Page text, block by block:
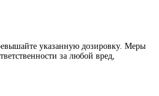
указанную дозировку. Меры
за любой вред,